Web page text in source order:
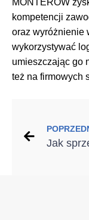
MONTERÓW
kompetencji
oraz wyróżnienie
wykorzystywać
umieszczając go
też na firmowych